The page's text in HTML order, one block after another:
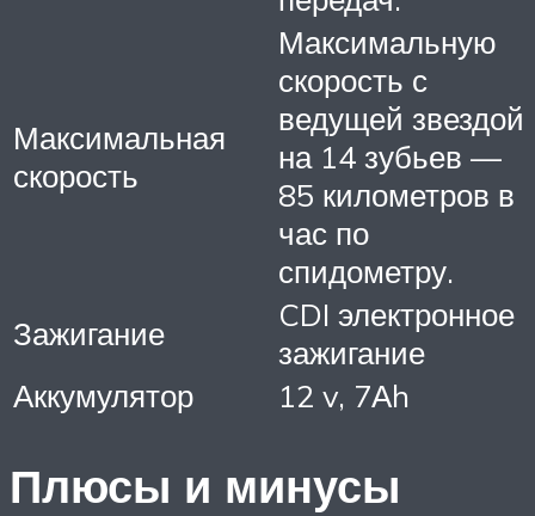
Максимальная
скорость
Максимальную
скорость с
ведущей звездой
на 14 зубьев —
85 километров в
час по
спидометру.
Зажигание
CDI электронное
зажигание
Аккумулятор
12 v, 7Аh
Плюсы и минусы